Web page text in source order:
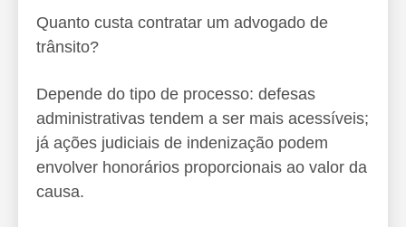
Quanto custa contratar um advogado de
trânsito?
Depende do tipo de processo: defesas
administrativas tendem a ser mais acessíveis;
já ações judiciais de indenização podem
envolver honorários proporcionais ao valor da
causa.